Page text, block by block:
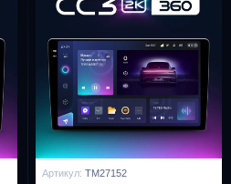
Артикул: TM27152